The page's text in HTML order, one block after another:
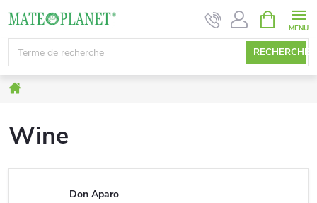
au
contenu
RECHERCHE
PANIER
D'ACHAT
Wine
Don Aparo